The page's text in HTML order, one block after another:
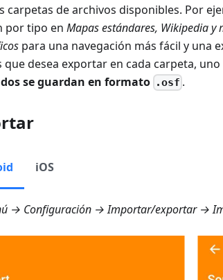
carpetas de archivos disponibles. Por
por tipo en Mapas estándares, Wikipedia y
para una navegación más fácil y una
que desea exportar en cada carpeta,
se guardan en formato .osf .
iOS
→ Configuración → Importar/exportar →